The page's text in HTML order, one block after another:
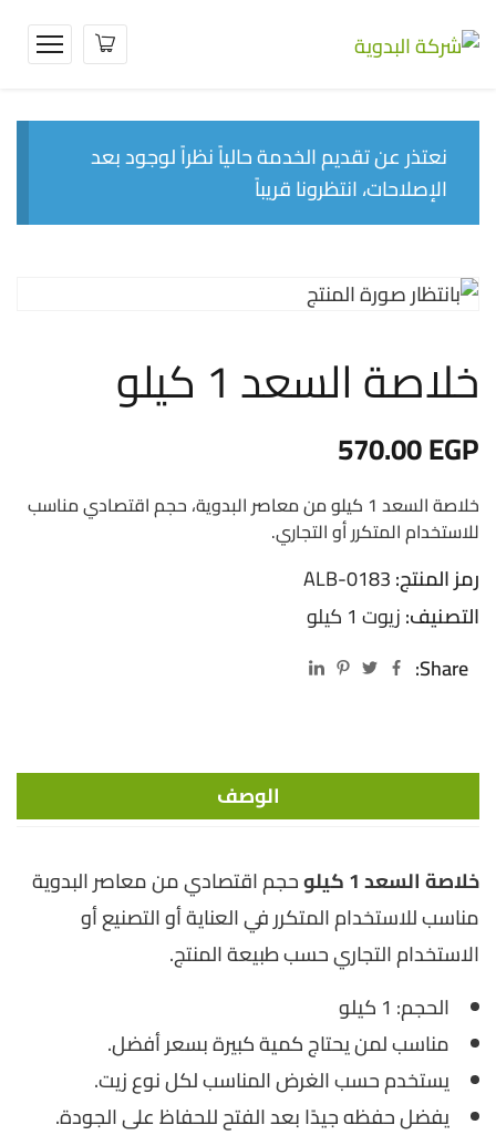
نعتذر عن تقديم الخدمة حالياً نظراً لوجود بعد
الإصلاحات، انتظرونا قريباً
خلاصة السعد 1 كيلو
570.00EGP
خلاصة السعد 1 كيلو من معاصر البدوية، حجم اقتصادي مناسب
للاستخدام المتكرر أو التجاري.
رمز المنتج:ALB-0183
التصنيف:زيوت 1 كيلو
Share:
الوصف
خلاصة السعد 1 كيلو
حجم اقتصادي من معاصر البدوية
مناسب للاستخدام المتكرر في العناية أو التصنيع أو
الاستخدام التجاري حسب طبيعة المنتج.
الحجم: 1 كيلو
مناسب لمن يحتاج كمية كبيرة بسعر أفضل.
يستخدم حسب الغرض المناسب لكل نوع زيت.
يفضل حفظه جيدًا بعد الفتح للحفاظ على الجودة.